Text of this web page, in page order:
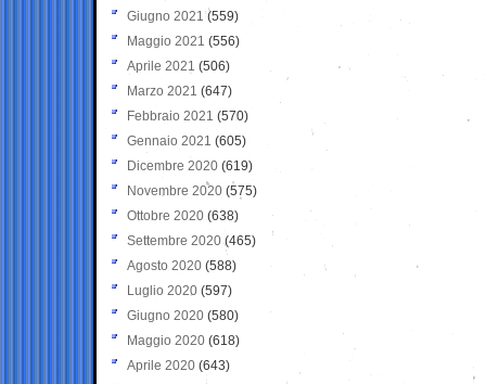
Giugno 2021(559)
Maggio 2021 (556)
Aprile 2021 (506)
Marzo 2021 (647)
Febbraio 2021 (570)
Gennaio 2021 (605)
Dicembre 2020 (619)
Novembre 2020 (575)
Ottobre 2020 (638)
Settembre 2020(465)
Agosto 2020 (588)
Luglio 2020 (597)
Giugno 2020 (580)
Maggio 2020 (618)
Aprile 2020 (643)